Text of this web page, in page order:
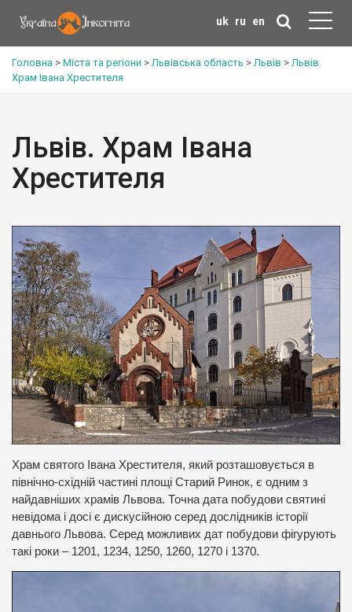
uk ru en
Головна > Міста та регіони >Львівська область >Львів >Львів.
Храм Івана Хрестителя
Львів. Храм Івана
Хрестителя
Храм святого Івана Хрестителя, який розташовується в
північно-східній частині площі Старий Ринок, є одним з
найдавніших храмів Львова. Точна дата побудови святині
невідома і досі є дискусійною серед дослідників історії
давнього Львова. Серед можливих дат побудови фігурують
такі роки – 1201, 1234, 1250, 1260, 1270 і 1370.